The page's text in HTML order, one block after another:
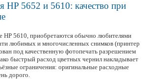
HP 5652 и 5610: качество при
НР 5610, приобретаются обычно любителями
любимых и многочисленных снимков (принтер
под качественную фотопечать разрешением
быстрый расход цветных чернил накладывает
ограничения: оригинальные расходные
дорого.